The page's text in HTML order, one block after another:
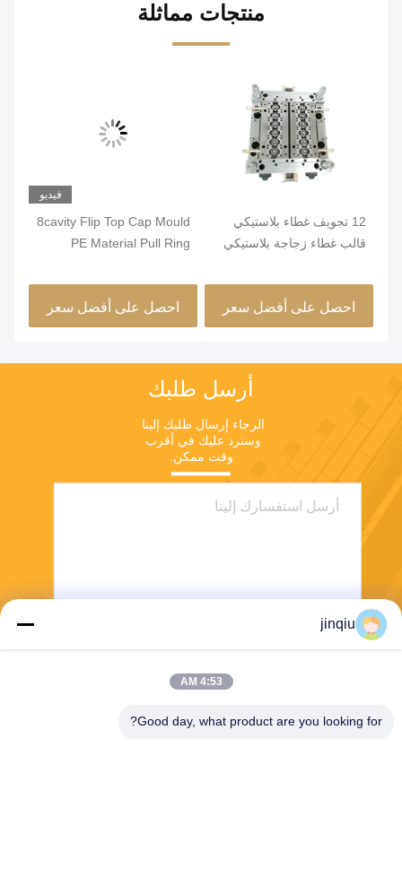
منتجات مماثلة
12 تجويف غطاء بلاستيكي
قالب غطاء زجاجة بلاستيكي
احصل على أفضل سعر
فيديو
8cavity Flip Top Cap Mould
PE Material Pull Ring
احصل على أفضل سعر
أرسل طلبك
وقت ممكن.
jinqiu
4:53 AM
Good day, what product are you looking for?